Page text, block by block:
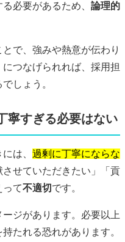
必要があるため、 論理的
で、強みや熱意が伝わり
つなげられれば、採用担
しょう。
寧すぎる必要はない
は、 過剰に丁寧にならな
させていただきたい」「貢
って不適切 です。
ージがあります。必要以上
持たれる恐れがあります。